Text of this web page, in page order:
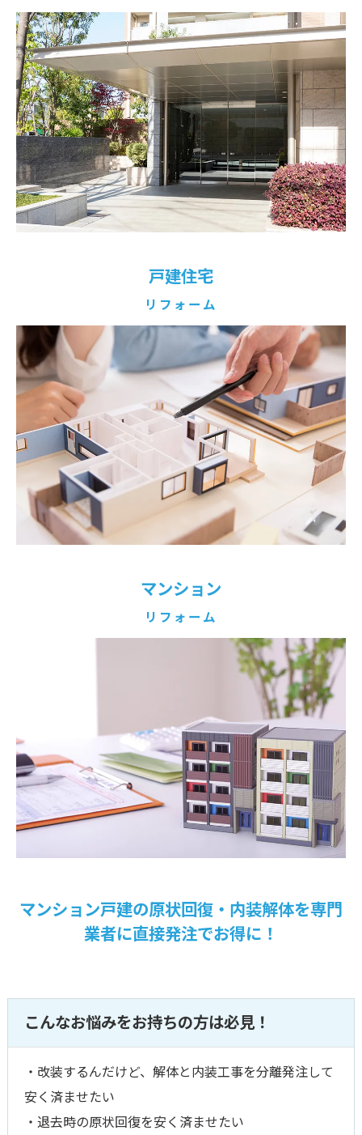
戸建住宅
リフォーム
マンション
リフォーム
マンション戸建の原状回復・内装解体を専門
業者に直接発注でお得に！
こんなお悩みをお持ちの方は必見！
・改装するんだけど、解体と内装工事を分離発注して
安く済ませたい
・退去時の原状回復を安く済ませたい